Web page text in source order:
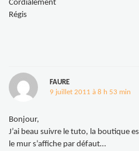
Cordialement
Régis
FAURE
9 juillet 2011 à 8 h 53 min
Bonjour,
J’ai beau suivre le tuto, la boutique
le mur s’affiche par défaut…